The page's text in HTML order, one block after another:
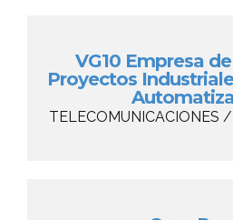
VG10 Empresa
Proyectos
TELECOMUNICACIONES